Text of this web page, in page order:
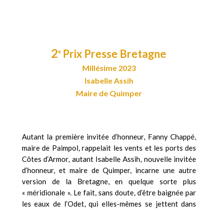
2e Prix Presse Bretagne
Millésime 2023
Isabelle Assih
Maire de Quimper
Autant la première invitée d’honneur, Fanny Chappé,
maire de Paimpol, rappelait les vents et les ports des
Côtes d’Armor, autant Isabelle Assih, nouvelle invitée
d’honneur, et maire de Quimper, incarne une autre
version de la Bretagne, en quelque sorte plus
« méridionale ». Le fait, sans doute, d’être baignée par
les eaux de l’Odet, qui elles-mêmes se jettent dans